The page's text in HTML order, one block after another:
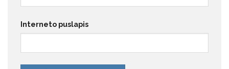
Interneto puslapis